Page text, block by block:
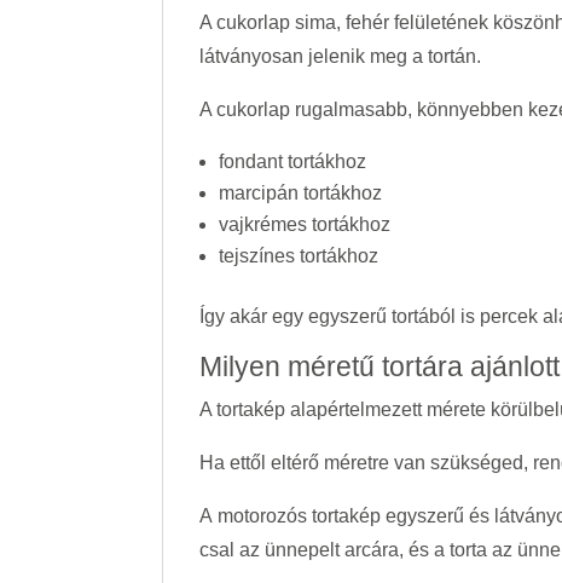
A cukorlap sima, fehér felületének
látványosan jelenik meg a tortán.
A cukorlap rugalmasabb, könnyebben
fondant tortákhoz
marcipán tortákhoz
vajkrémes tortákhoz
tejszínes tortákhoz
Így akár egy egyszerű tortából is percek
Milyen méretű tortára
A tortakép alapértelmezett mérete
Ha ettől eltérő méretre van szükséged,
A motorozós tortakép egyszerű és
csal az ünnepelt arcára, és a torta az